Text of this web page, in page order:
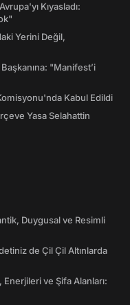
Kıyasladı:
Yerini Değil,
"Manifest’i
Kabul Edildi
Yasa Selahattin
Duygusal ve Resimli
de Çil Çil Altınlarda
ve Şifa Alanları: